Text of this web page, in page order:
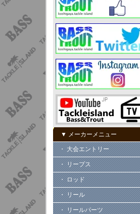
▼ メーカーメニュー
・ 大会エントリー
・ リープス
・ ロッド
・ リール
・ リールパーツ